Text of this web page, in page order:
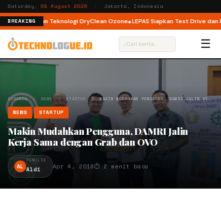
Saturday,08 August 2026 · Jakarta, Indonesia
BREAKING
dengan Teknologi DryClean Ozone LEPAS Siapkan Test Drive dan
⌕ ☰
BERANDA/ NEWS /STARTUP /MAKIN MUDAHKAN PENGGUNA, DAMRI JALIN KE…
NEWS STARTUP
Makin Mudahkan Pengguna, DAMRI Jalin
Kerja Sama dengan Grab dan OVO
AL
PENULIS
Aldi Apr 4, 2018⏱ 2 menit baca